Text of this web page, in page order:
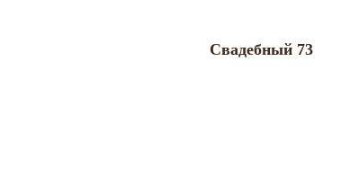
Свадебный 73